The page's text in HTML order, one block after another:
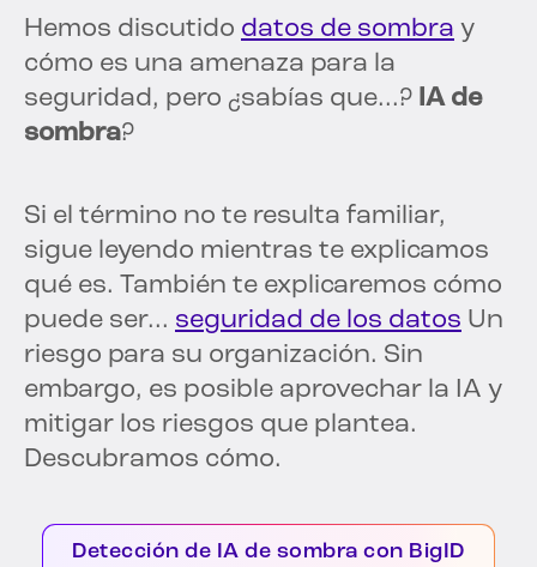
Hemos discutido datos de sombra y
cómo es una amenaza para la
seguridad, pero ¿sabías que...? IA de
sombra?
Si el término no te resulta familiar,
sigue leyendo mientras te explicamos
qué es. También te explicaremos cómo
puede ser... seguridad de los datos Un
riesgo para su organización. Sin
embargo, es posible aprovechar la IA y
mitigar los riesgos que plantea.
Descubramos cómo.
Detección de IA de sombra con BigID